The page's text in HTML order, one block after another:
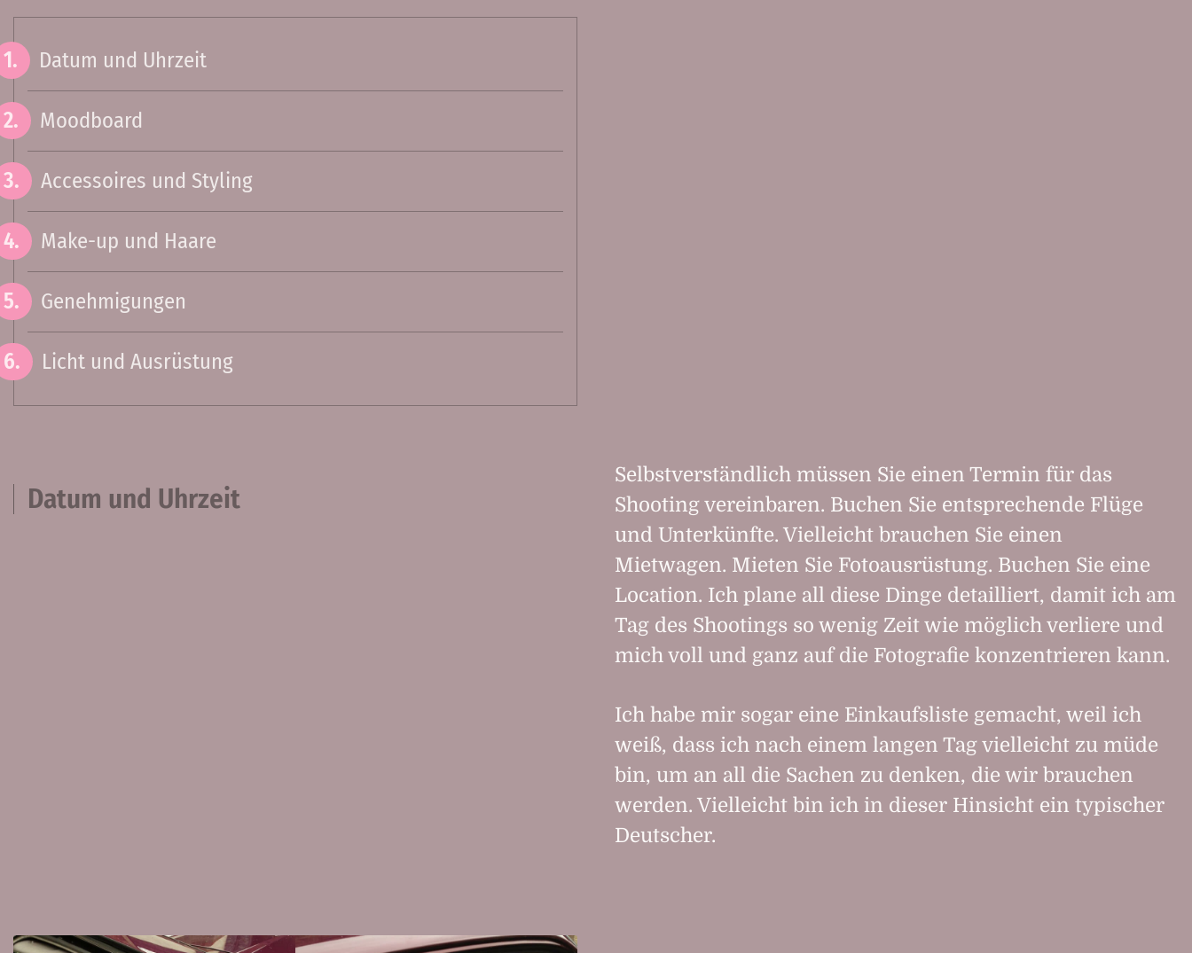
Datum und Uhrzeit
Moodboard
Accessoires und Styling
Make-up und Haare
Genehmigungen
Licht und Ausrüstung
Datum und Uhrzeit
Selbstverständlich müssen Sie einen Termin für das
Shooting vereinbaren. Buchen Sie entsprechende Flüge
und Unterkünfte. Vielleicht brauchen Sie einen
Mietwagen. Mieten Sie Fotoausrüstung. Buchen Sie eine
Location. Ich plane all diese Dinge detailliert, damit ich am
Tag des Shootings so wenig Zeit wie möglich verliere und
mich voll und ganz auf die Fotografie konzentrieren kann.
Ich habe mir sogar eine Einkaufsliste gemacht, weil ich
weiß, dass ich nach einem langen Tag vielleicht zu müde
bin, um an all die Sachen zu denken, die wir brauchen
werden. Vielleicht bin ich in dieser Hinsicht ein typischer
Deutscher.